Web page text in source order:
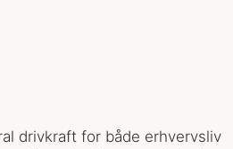
drivkraft for både erhvervsliv